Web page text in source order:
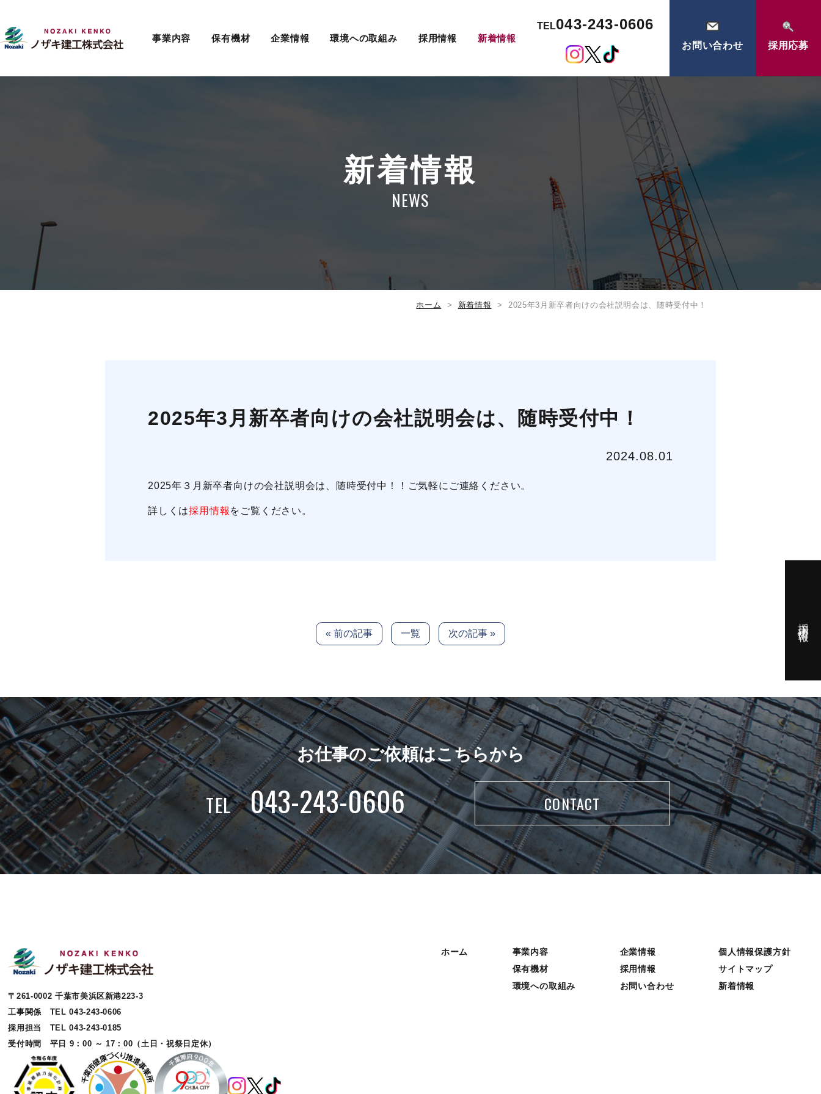
事業内容 保有機材 企業情報 環境への取組み 採用情報 新着情報
TEL043-243-0606
お問い合わせ 採用応募
新着情報
NEWS
ホーム 新着情報 2025年3月新卒者向けの会社説明会は、随時受付中！
2025年3月新卒者向けの会社説明会は、随時受付中！
2024.08.01
2025年３月新卒者向けの会社説明会は、随時受付中！！ご気軽にご連絡ください。
詳しくは採用情報 をご覧ください。
« 前の記事 一覧 次の記事 »
お仕事のご依頼はこちらから
TEL 043-243-0606 CONTACT
〒261-0002 千葉市美浜区新港223-3
工事関係 TEL 043-243-0606
採用担当 TEL 043-243-0185
受付時間 平日 9：00 ～ 17：00（土日・祝祭日定休）
ホーム
事業内容
保有機材
環境への取組み
企業情報
採用情報
お問い合わせ
個人情報保護方針
サイトマップ
新着情報